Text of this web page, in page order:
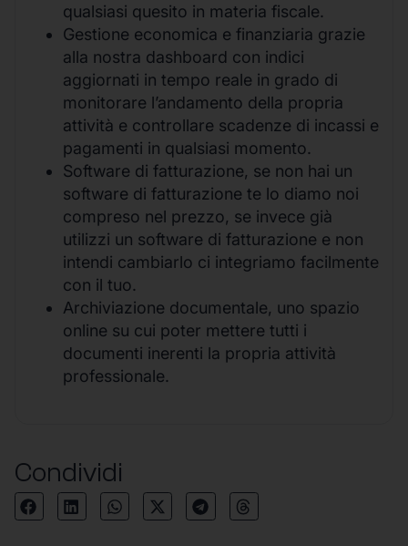
qualsiasi quesito in materia fiscale.
Gestione economica e finanziaria grazie
alla nostra dashboard con indici
aggiornati in tempo reale in grado di
monitorare l’andamento della propria
attività e controllare scadenze di incassi e
pagamenti in qualsiasi momento.
Software di fatturazione, se non hai un
software di fatturazione te lo diamo noi
compreso nel prezzo, se invece già
utilizzi un software di fatturazione e non
intendi cambiarlo ci integriamo facilmente
con il tuo.
Archiviazione documentale, uno spazio
online su cui poter mettere tutti i
documenti inerenti la propria attività
professionale.
Condividi